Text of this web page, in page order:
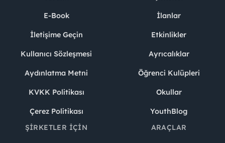
E-Book
İletişime Geçin
Kullanıcı Sözleşmesi
Aydınlatma Metni
KVKK Politikası
Çerez Politikası
İlanlar
Etkinlikler
Ayrıcalıklar
Öğrenci Kulüpleri
Okullar
YouthBlog
ŞIRKETLER İÇIN
ARAÇLAR